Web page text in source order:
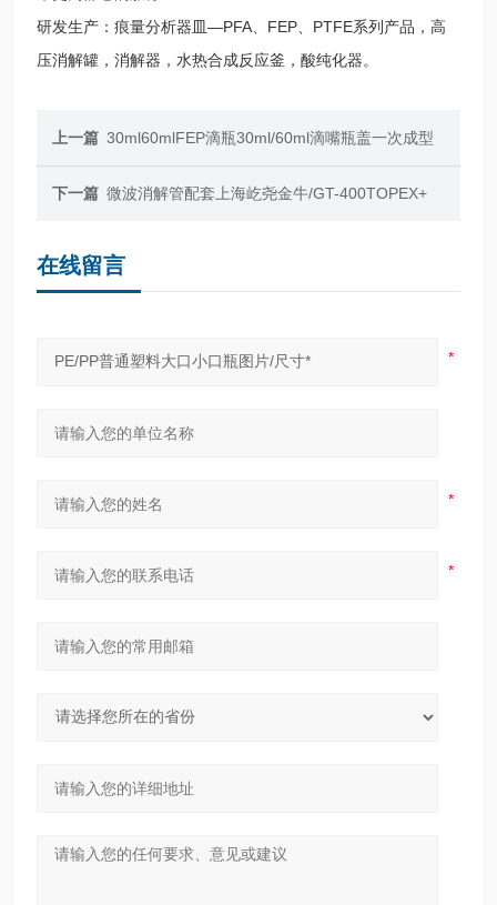
研发生产：痕量分析器皿—PFA、FEP、PTFE系列产品，高
压消解罐，消解器，水热合成反应釜，酸纯化器。
上一篇 30ml60mlFEP滴瓶30ml/60ml滴嘴瓶盖一次成型
下一篇 微波消解管配套上海屹尧金牛/GT-400TOPEX+
在线留言